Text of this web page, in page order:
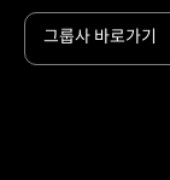
그룹사 바로가기